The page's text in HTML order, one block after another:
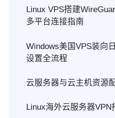
Linux VPS搭建
多平台连接指南
Windows美国VPS装向
设置全流程
云服务器与云主机资源
Linux海外云服务器